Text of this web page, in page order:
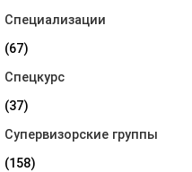
Специализации
(67)
Спецкурс
(37)
Супервизорские группы
(158)